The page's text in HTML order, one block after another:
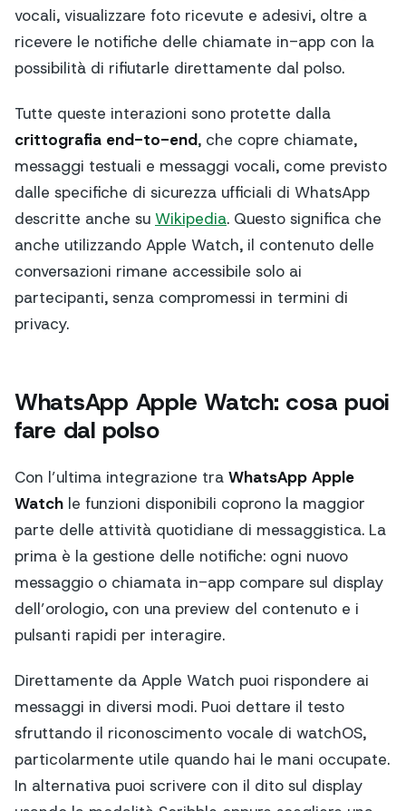
vocali, visualizzare foto ricevute e adesivi, oltre a
ricevere le notifiche delle chiamate in-app con la
possibilità di rifiutarle direttamente dal polso.
Tutte queste interazioni sono protette dalla
crittografia end-to-end, che copre chiamate,
messaggi testuali e messaggi vocali, come previsto
dalle specifiche di sicurezza ufficiali di WhatsApp
descritte anche su Wikipedia. Questo significa che
anche utilizzando Apple Watch, il contenuto delle
conversazioni rimane accessibile solo ai
partecipanti, senza compromessi in termini di
privacy.
WhatsApp Apple Watch: cosa puoi
fare dal polso
Con l’ultima integrazione tra WhatsApp Apple
Watch le funzioni disponibili coprono la maggior
parte delle attività quotidiane di messaggistica. La
prima è la gestione delle notifiche: ogni nuovo
messaggio o chiamata in-app compare sul display
dell’orologio, con una preview del contenuto e i
pulsanti rapidi per interagire.
Direttamente da Apple Watch puoi rispondere ai
messaggi in diversi modi. Puoi dettare il testo
sfruttando il riconoscimento vocale di watchOS,
particolarmente utile quando hai le mani occupate.
In alternativa puoi scrivere con il dito sul display